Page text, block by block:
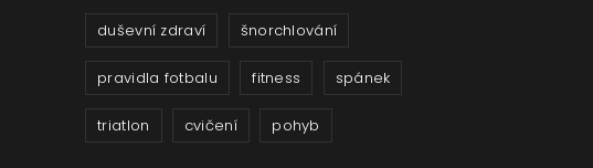
duševní zdraví šnorchlování
pravidla fotbalu fitness spánek
triatlon cvičení pohyb